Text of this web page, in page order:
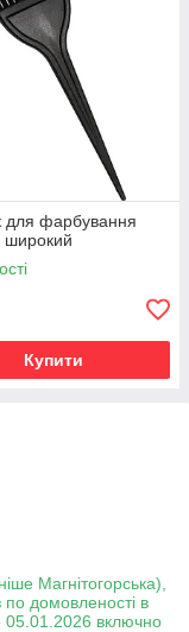
для фарбування
широкий
Купити
Магнітогорська),
домовленості в
05.01.2026 включно